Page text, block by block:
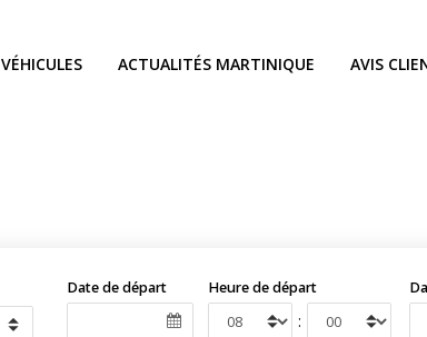
VÉHICULES ACTUALITÉS MARTINIQUE AVIS
Date de départ Heure de départ
: